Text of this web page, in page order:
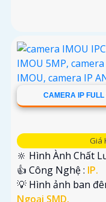
CAMERA IP FULL
Giá
🔆 Hình Ành Chất
👍 Công Nghệ : IP.
💡 Hình ảnh ban
Ngoại SMD.